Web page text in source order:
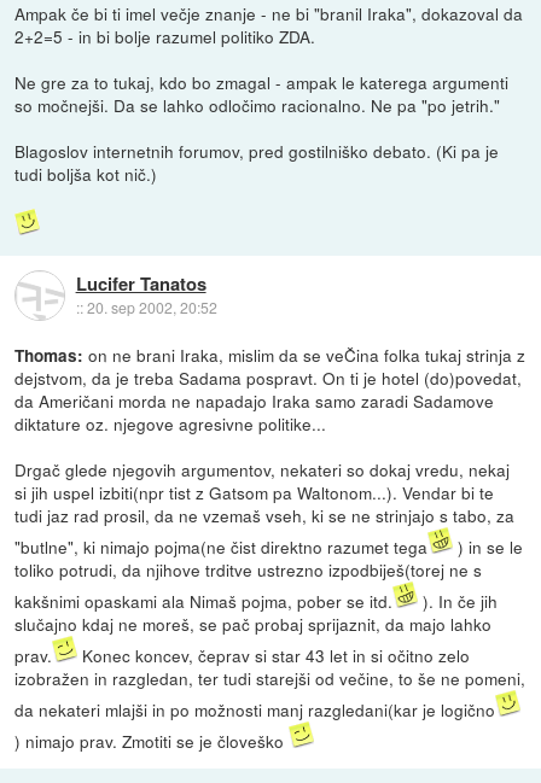
Ampak če bi ti imel večje znanje - ne bi "branil Iraka", dokazoval da
2+2=5 - in bi bolje razumel politiko ZDA.
Ne gre za to tukaj, kdo bo zmagal - ampak le katerega argumenti
so močnejši. Da se lahko odločimo racionalno. Ne pa "po jetrih."
Blagoslov internetnih forumov, pred gostilniško debato. (Ki pa je
tudi boljša kot nič.)
Lucifer Tanatos
::20. sep 2002, 20:52
Thomas: on ne brani Iraka, mislim da se veČina folka tukaj strinja z
dejstvom, da je treba Sadama pospravt. On ti je hotel (do)povedat,
da Američani morda ne napadajo Iraka samo zaradi Sadamove
diktature oz. njegove agresivne politike...
Drgač glede njegovih argumentov, nekateri so dokaj vredu, nekaj
si jih uspel izbiti(npr tist z Gatsom pa Waltonom...). Vendar bi te
tudi jaz rad prosil, da ne vzemaš vseh, ki se ne strinjajo s tabo, za
"butlne", ki nimajo pojma(ne čist direktno razumet tega
) in se le
toliko potrudi, da njihove trditve ustrezno izpodbiješ(torej ne s
kakšnimi opaskami ala Nimaš pojma, pober se itd.
). In če jih
slučajno kdaj ne moreš, se pač probaj sprijaznit, da majo lahko
prav.
Konec koncev, čeprav si star 43 let in si očitno zelo
izobražen in razgledan, ter tudi starejši od večine, to še ne pomeni,
da nekateri mlajši in po možnosti manj razgledani(kar je logično
) nimajo prav. Zmotiti se je človeško